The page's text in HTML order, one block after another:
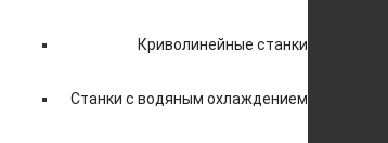
Криволинейные станки
Станки с водяным охлаждением